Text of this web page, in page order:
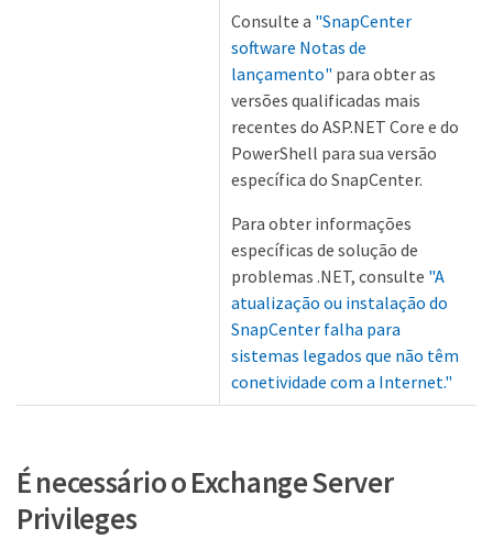
Consulte a "SnapCenter
software Notas de
lançamento" para obter as
versões qualificadas mais
recentes do ASP.NET Core e do
PowerShell para sua versão
específica do SnapCenter.
Para obter informações
específicas de solução de
problemas .NET, consulte "A
atualização ou instalação do
SnapCenter falha para
sistemas legados que não têm
conetividade com a Internet."
É necessário o Exchange Server
Privileges